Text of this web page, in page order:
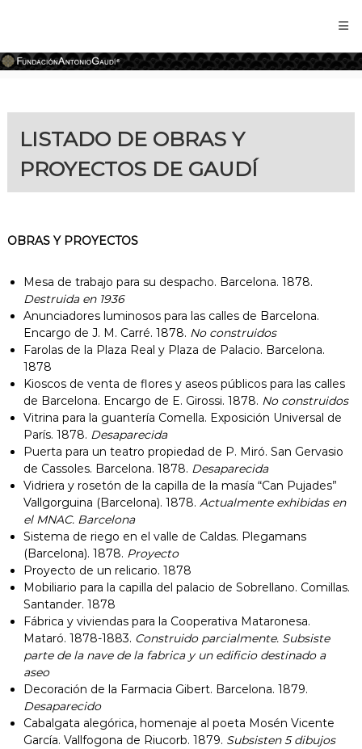
Antonio
LISTADO DE OBRAS Y
PROYECTOS DE GAUDÍ
OBRAS Y PROYECTOS
Mesa de trabajo para su despacho. Barcelona. 1878.
Destruida en 1936
Anunciadores luminosos para las calles de Barcelona.
Encargo de J. M. Carré. 1878. No construidos
Farolas de la Plaza Real y Plaza de Palacio. Barcelona.
1878
Kioscos de venta de flores y aseos públicos para las calles
de Barcelona. Encargo de E. Girossi. 1878. No construidos
Vitrina para la guantería Comella. Exposición Universal de
París. 1878. Desaparecida
Puerta para un teatro propiedad de P. Miró. San Gervasio
de Cassoles. Barcelona. 1878. Desaparecida
Vidriera y rosetón de la capilla de la masía “Can Pujades”
Vallgorguina (Barcelona). 1878. Actualmente exhibidas en
el MNAC. Barcelona
Sistema de riego en el valle de Caldas. Plegamans
(Barcelona). 1878. Proyecto
Proyecto de un relicario. 1878
Mobiliario para la capilla del palacio de Sobrellano. Comillas.
Santander. 1878
Fábrica y viviendas para la Cooperativa Mataronesa.
Mataró. 1878-1883. Construido parcialmente. Subsiste
parte de la nave de la fabrica y un edificio destinado a
aseo
Decoración de la Farmacia Gibert. Barcelona. 1879.
Desaparecido
Cabalgata alegórica, homenaje al poeta Mosén Vicente
García. Vallfogona de Riucorb. 1879. Subsisten 5 dibujos